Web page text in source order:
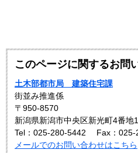
このページに関するお問
土木部都市局 建築住宅課
街並み推進係
〒950-8570
新潟県新潟市中央区新光町4番
Tel：025-280-5442
Fax：
メールでのお問い合わせはこちら